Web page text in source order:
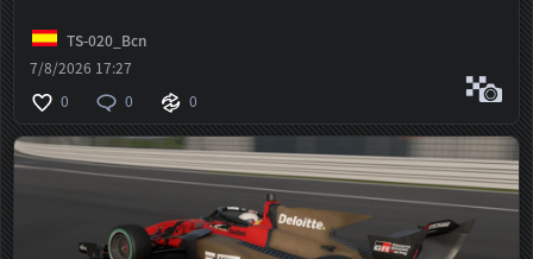
TS-020_Bcn
7/8/2026 17:27
0
0 0